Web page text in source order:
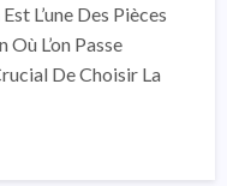
L’une Des Pièces
L’on Passe
De Choisir La